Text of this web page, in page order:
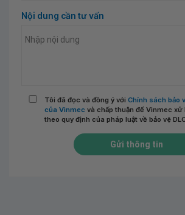
Nội dung cần tư vấn
Tôi đã đọc và đồng ý với Chính sách bảo
của Vinmec và chấp thuận để Vinmec xử
theo quy định của pháp luật về bảo vệ
Gửi thông tin